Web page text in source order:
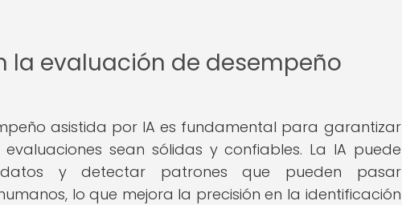
la evaluación de desempeño
asistida por IA es fundamental para garantizar
sean sólidas y confiables. La IA puede
y detectar patrones que pueden pasar
lo que mejora la precisión en la identificación